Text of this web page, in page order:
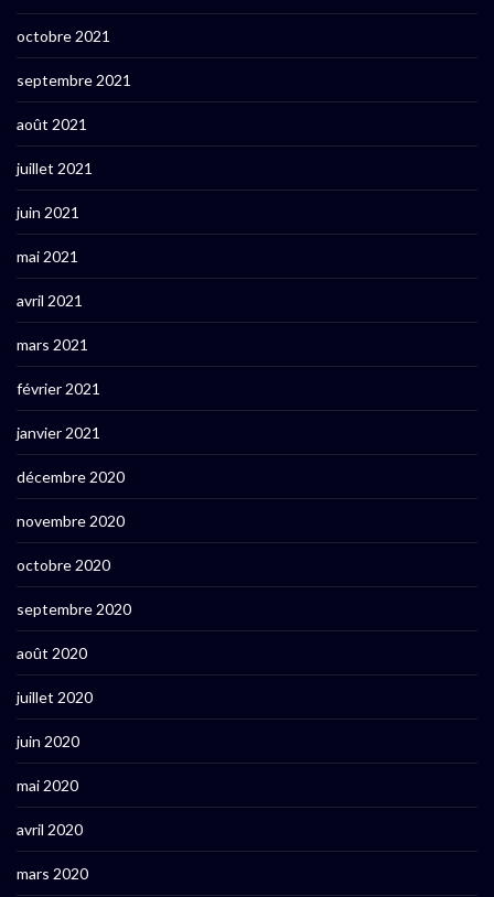
octobre 2021
septembre 2021
août 2021
juillet 2021
juin 2021
mai 2021
avril 2021
mars 2021
février 2021
janvier 2021
décembre 2020
novembre 2020
octobre 2020
septembre 2020
août 2020
juillet 2020
juin 2020
mai 2020
avril 2020
mars 2020